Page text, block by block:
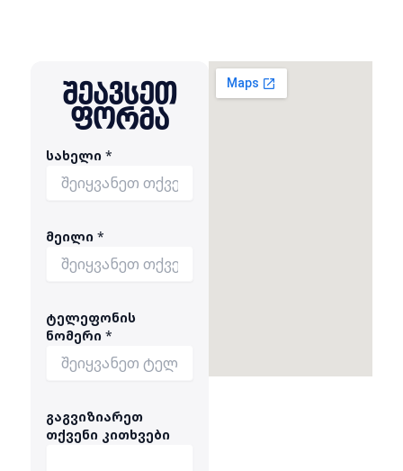
შეავსეთ
ფორმა
სახელი *
მეილი *
ა
გ
ი
ა
ტელეფონის
ნომერი *
გაგვიზიარეთ
თქვენი კითხვები